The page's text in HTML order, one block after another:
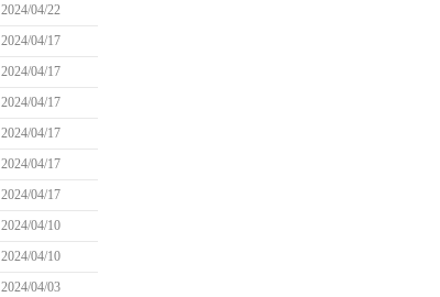
2024/04/22
2024/04/17
2024/04/17
2024/04/17
2024/04/17
2024/04/17
2024/04/17
2024/04/10
2024/04/10
2024/04/03